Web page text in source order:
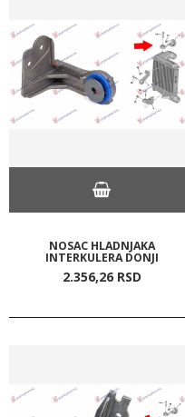
NOSAC HLADNJAKA
INTERKULERA DONJI
2.356,26 RSD